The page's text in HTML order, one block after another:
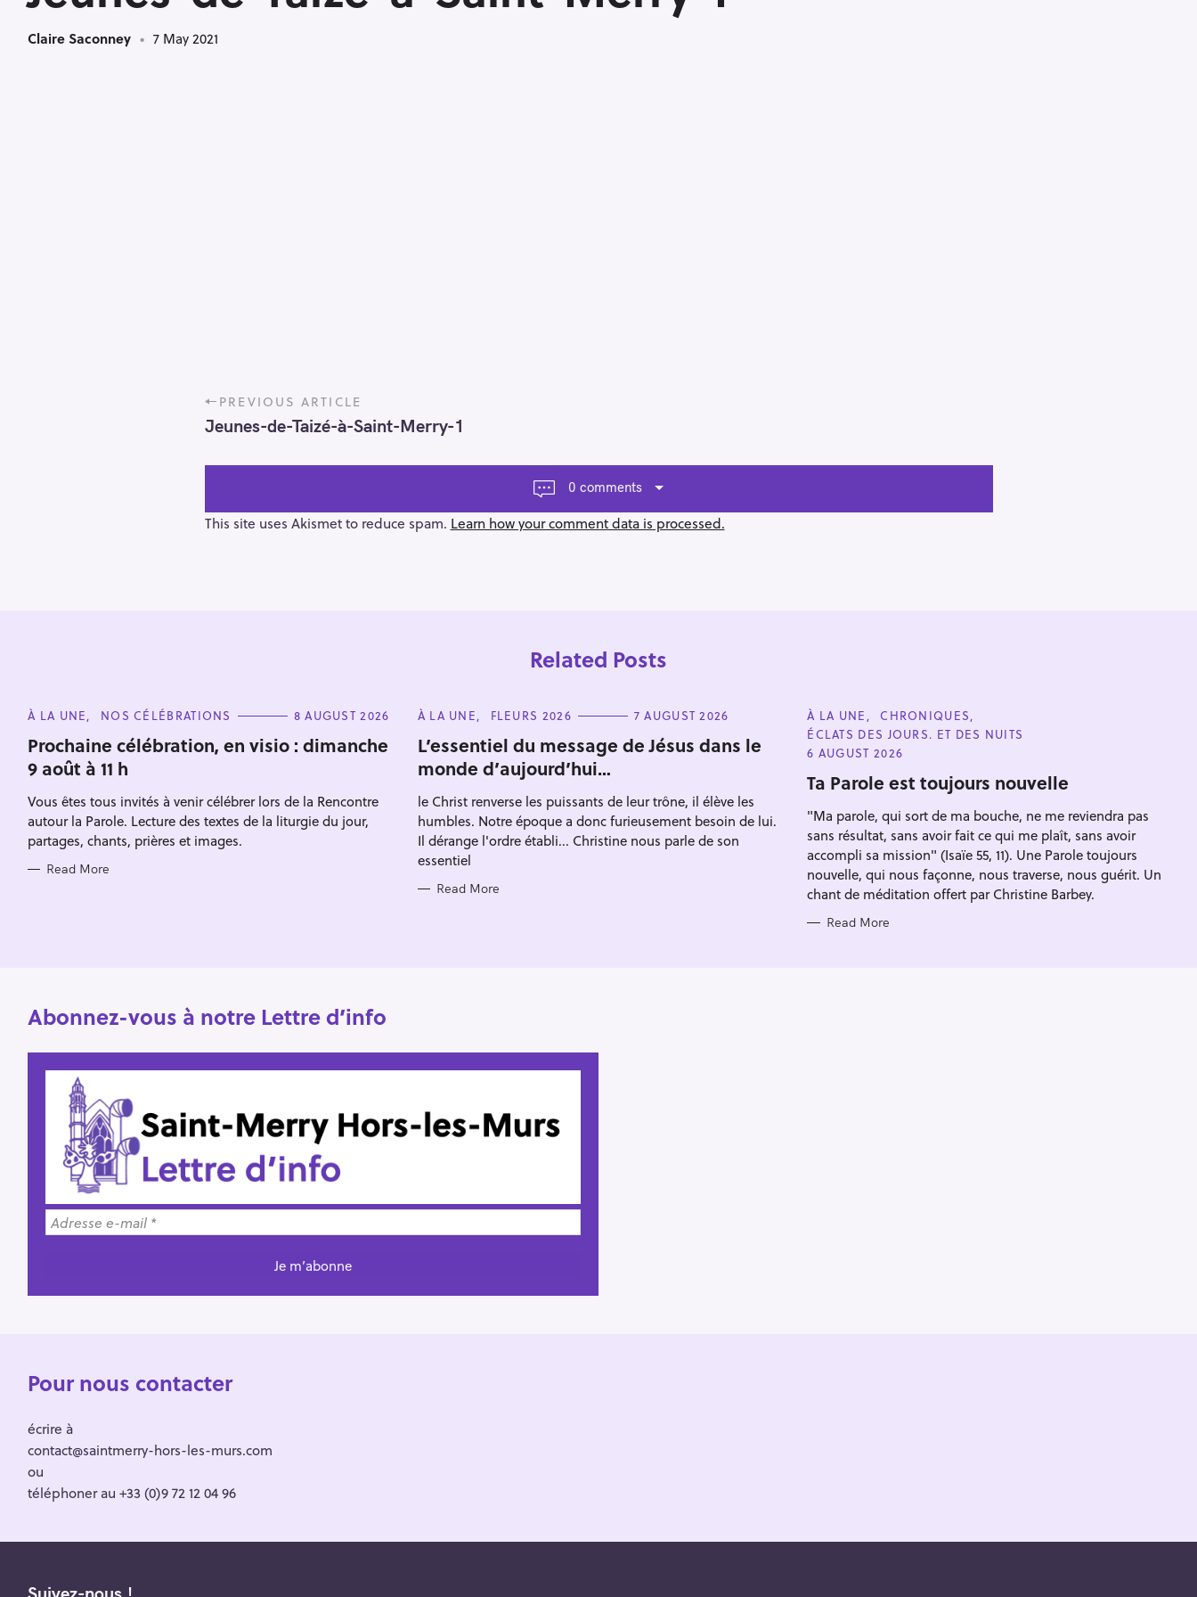
Claire Saconney 7 May 2021
P
o
s
t
v
PREVIOUS ARTICLE
Jeunes-de-Taizé-à-Saint-Merry-1
0 comments
This site uses Akismet to reduce spam. Learn how your comment data is processed.
Related Posts
C
T
E
G
O
I
S
À LA UNE NOS CÉLÉBRATIONS 8 AUGUST 2026
Prochaine célébration, en visio : dimanche
9 août à 11 h
Vous êtes tous invités à venir célébrer lors de la Rencontre
autour la Parole. Lecture des textes de la liturgie du jour,
partages, chants, prières et images.
Read More
C
T
E
G
O
I
E
S
À LA UNE FLEURS 2026 7 AUGUST 2026
L’essentiel du message de Jésus dans le
monde d’aujourd’hui…
le Christ renverse les puissants de leur trône, il élève les
humbles. Notre époque a donc furieusement besoin de lui.
Il dérange l'ordre établi... Christine nous parle de son
essentiel
Read More
C
A
T
E
O
R
E
S
À LA UNE
CHRONIQUES
ÉCLATS DES JOURS. ET DES NUITS
6 AUGUST 2026
Ta Parole est toujours nouvelle
"Ma parole, qui sort de ma bouche, ne me reviendra pas
sans résultat, sans avoir fait ce qui me plaît, sans avoir
accompli sa mission" (Isaïe 55, 11). Une Parole toujours
nouvelle, qui nous façonne, nous traverse, nous guérit. Un
chant de méditation offert par Christine Barbey.
Read More
Abonnez-vous à notre Lettre d’info
Pour nous contacter
écrire à
contact@saintmerry-hors-les-murs.com
ou
téléphoner au +33 (0)9 72 12 04 96
a
r
h
f
o